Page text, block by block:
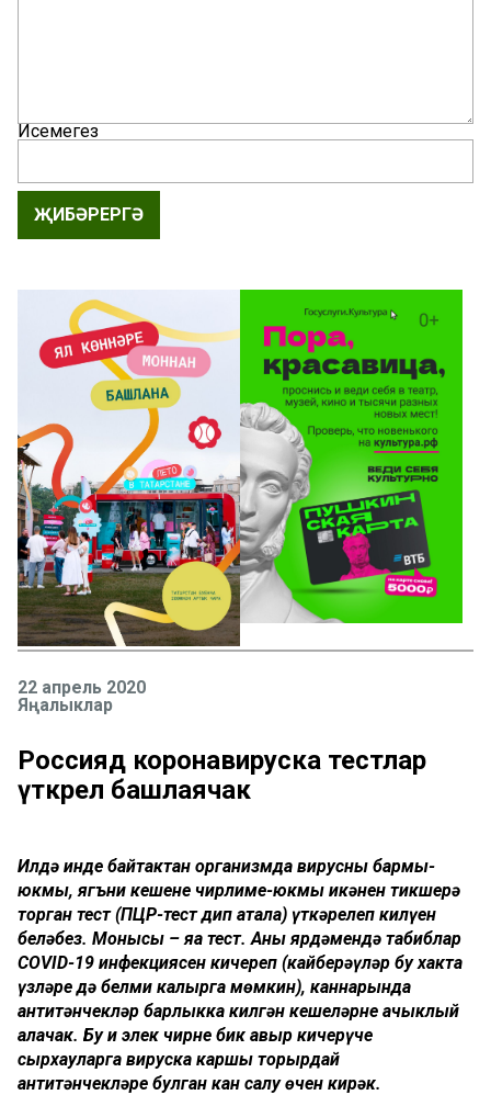
Исемегез
ҖИБӘРЕРГӘ
22 апрель 2020
Яңалыклар
Россиядә коронавируска тестлар
үткәрелә башлаячак
Илдә инде байтактан организмда вирусның бармы-
юкмы, ягъни кешенең чирлиме-юкмы икәнен тикшерә
торган тест (ПЦР-тест дип атала) үткәрелеп килүен
беләбез. Монысы – яңа тест. Аның ярдәмендә табиблар
COVID-19 инфекциясен кичереп (кайберәүләр бу хакта
үзләре дә белми калырга мөмкин), каннарында
антитәнчекләр барлыкка килгән кешеләрне ачыклый
алачак. Бу иң элек чирне бик авыр кичерүче
сырхауларга вируска каршы торырдай
антитәнчекләре булган кан салу өчен кирәк.